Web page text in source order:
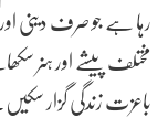
رہا ہے جو صرف دینی
مختلف پیشے اور ہنر
باعزت زندگی گزار